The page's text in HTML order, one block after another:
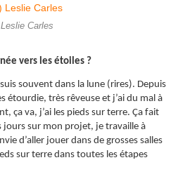
Carles
vers les étoiles ?
souvent dans la lune (rires). Depuis
étourdie, très rêveuse et j’ai du mal à
ça va, j’ai les pieds sur terre. Ça fait
jours sur mon projet, je travaille à
d’aller jouer dans de grosses salles
sur terre dans toutes les étapes